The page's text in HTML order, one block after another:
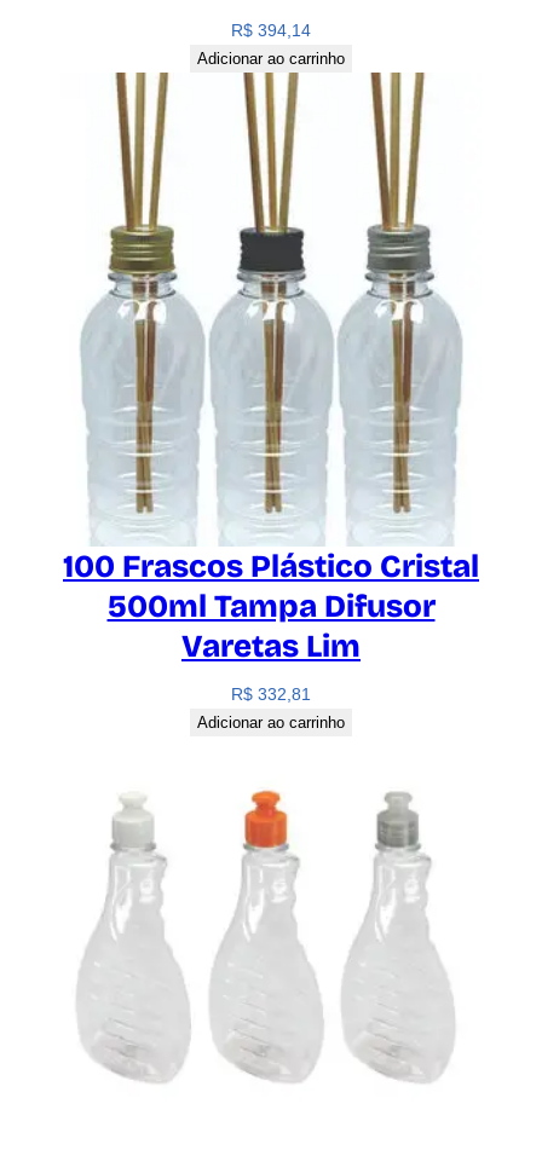
R$ 394,14
Adicionar ao carrinho
100 Frascos Plástico Cristal
500ml Tampa Difusor
Varetas Lim
R$ 332,81
Adicionar ao carrinho